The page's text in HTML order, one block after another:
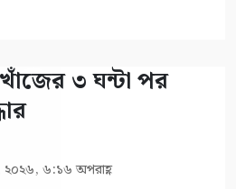
৩ ঘন্টা পর
২০২৬, ৬:১৬ অপরাহ্ণ